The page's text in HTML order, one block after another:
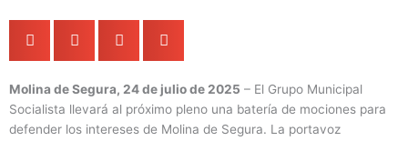
o
k
a
m
Molina de Segura, 24 de julio de 2025 – El Grupo Municipal
Socialista llevará al próximo pleno una batería de mociones para
defender los intereses de Molina de Segura. La portavoz